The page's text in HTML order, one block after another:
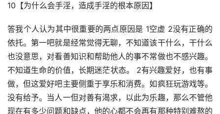
10【为什么会手淫，造成手淫的根本原因】
答我个人认为其中很重要的两点原因是 1空虚 2没有正确的
依托。第一吧就是经常觉得无聊，不知道该干什么，干什么
也没意思，对看善知识和帮助他人的事不常做也不感兴趣。
不知道生命的价值，长期迷茫状态。 2有兴趣爱好，也有事
做，但这爱好吧主要侧重于享乐和消费。如疯狂玩游戏等。
没有给予。当人一但对善有渴求，以此为乐趣，那么不管他
现在有多少问题和缺点，他的心都不会再有那种特别难熬的